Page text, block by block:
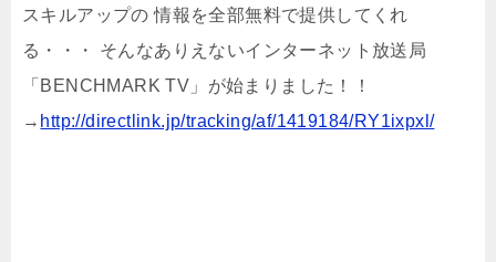
スキルアップの 情報を全部無料で提供してくれ
る・・・ そんなありえないインターネット放送局
「BENCHMARK TV」が始まりました！！
→ http://directlink.jp/tracking/af/1419184/RY1ixpxl/